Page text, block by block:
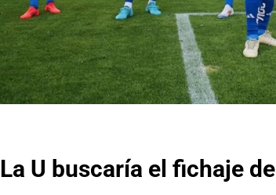
La U buscaría el fichaje de